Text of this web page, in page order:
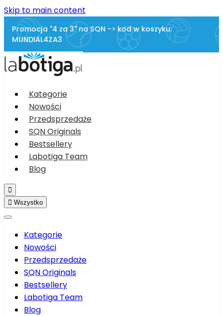
Skip to main content
Promocja "4 za 3" na SQN -> kod w koszyku:
MUNDIAL4ZA3
Kategorie
Nowości
Przedsprzedaże
SQN Originals
Bestsellery
Labotiga Team
Blog

 Wszystko
Kategorie
Nowości
Przedsprzedaże
SQN Originals
Bestsellery
Labotiga Team
Blog